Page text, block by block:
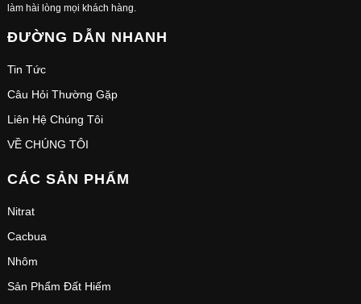
làm hài lòng mọi khách hàng.
ĐƯỜNG DẪN NHANH
Tin Tức
Câu Hỏi Thường Gặp
Liên Hệ Chúng Tôi
VỀ CHÚNG TÔI
CÁC SẢN PHẨM
Nitrat
Cacbua
Nhôm
Sản Phẩm Đất Hiếm